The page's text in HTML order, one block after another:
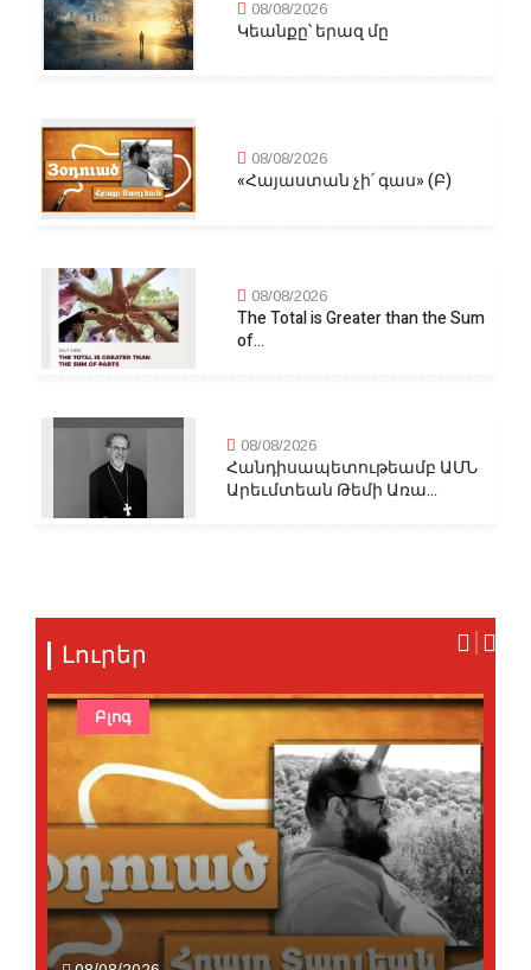
08/08/2026
Կեանքը՝ երազ մը
08/08/2026
«Հայաստան չի՛ գաս» (Բ)
08/08/2026
The Total is Greater than the Sum
of...
08/08/2026
Հանդիսապետութեամբ ԱՄՆ
Արեւմտեան Թեմի Առա...
Լուրեր
Բլոգ